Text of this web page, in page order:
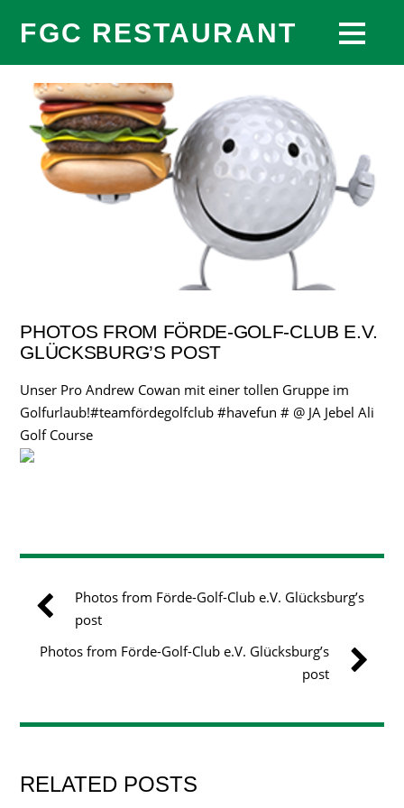
FGC RESTAURANT
PHOTOS FROM FÖRDE-GOLF-CLUB E.V.
GLÜCKSBURG’S POST
Unser Pro Andrew Cowan mit einer tollen Gruppe im
Golfurlaub!#teamfördegolfclub #havefun # @ JA Jebel Ali
Golf Course
Photos from Förde-Golf-Club e.V. Glücksburg’s
post
Photos from Förde-Golf-Club e.V. Glücksburg’s
post
RELATED POSTS